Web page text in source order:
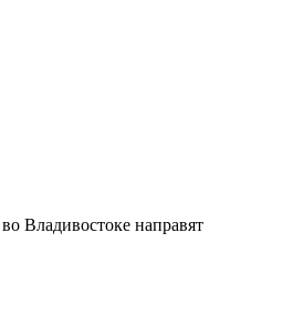
Владивостоке направят